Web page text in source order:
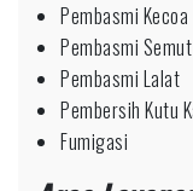
Pembasmi Kecoa
Pembasmi Semut
Pembasmi Lalat
Pembersih Kutu
Fumigasi